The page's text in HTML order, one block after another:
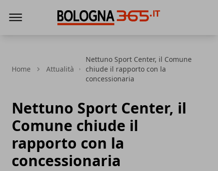
Home Attualità
Nettuno Sport Center, il Comune
chiude il rapporto con la
concessionaria
Nettuno Sport Center, il
Comune chiude il
rapporto con la
concessionaria